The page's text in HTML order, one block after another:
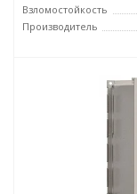
Взломостойкость
Производитель